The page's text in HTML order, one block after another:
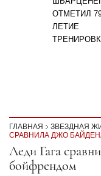
ОТМЕТИЛ
ЛЕТИЕ
ГЛАВНАЯ ЗВЕЗДНАЯ
СРАВНИЛА ДЖО
Секция
Леди Гага
бойфрендом